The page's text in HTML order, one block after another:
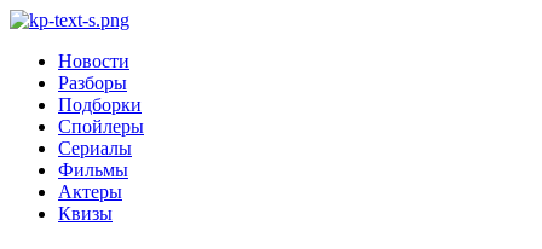
Новости
Разборы
Подборки
Спойлеры
Сериалы
Фильмы
Актеры
Квизы